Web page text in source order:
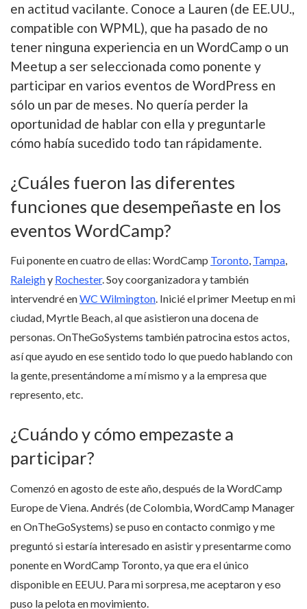
en actitud vacilante. Conoce a Lauren (de EE.UU.,
compatible con WPML), que ha pasado de no
tener ninguna experiencia en un WordCamp o un
Meetup a ser seleccionada como ponente y
participar en varios eventos de WordPress en
sólo un par de meses. No quería perder la
oportunidad de hablar con ella y preguntarle
cómo había sucedido todo tan rápidamente.
¿Cuáles fueron las diferentes
funciones que desempeñaste en los
eventos WordCamp?
Fui ponente en cuatro de ellas: WordCamp Toronto, Tampa,
Raleighy Rochester. Soy coorganizadora y también
intervendré enWC Wilmington. Inicié el primer Meetup en mi
ciudad, Myrtle Beach, al que asistieron una docena de
personas. OnTheGoSystems también patrocina estos actos,
así que ayudo en ese sentido todo lo que puedo hablando con
la gente, presentándome a mí mismo y a la empresa que
represento, etc.
¿Cuándo y cómo empezaste a
participar?
Comenzó en agosto de este año, después de la WordCamp
Europe de Viena. Andrés (de Colombia, WordCamp Manager
en OnTheGoSystems) se puso en contacto conmigo y me
preguntó si estaría interesado en asistir y presentarme como
ponente en WordCamp Toronto, ya que era el único
disponible en EEUU. Para mi sorpresa, me aceptaron y eso
puso la pelota en movimiento.